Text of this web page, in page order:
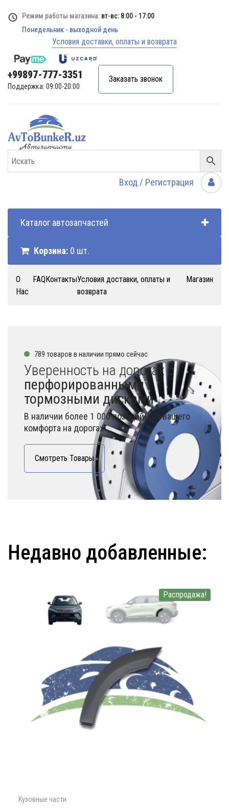
Режим работы магазина: вт-вс: 8:00 - 17:00
Понедельник - выходной день
Условия доставки, оплаты и возврата
+99897-777-3351
Поддержка: 09:00-20:00
Заказать звонок
Вход / Регистрация
Каталог автозапчастей
Корзина: 0 шт.
О
Нас
FAQКонтактыУсловия доставки, оплаты и
возврата
Магазин
789 товаров в наличии прямо сейчас
Уверенность на дорогахс
перфорированными
тормозными дисками
В наличии более 1 000 позиций для вашего
комфорта на дорогах
Смотреть Товары
Недавно добавленные:
Распродажа!
Кузовные части